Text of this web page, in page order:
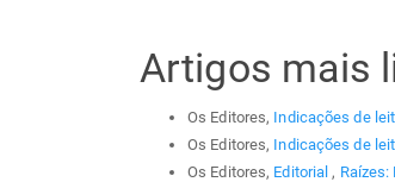
Artigos mais
Os Editores, Indicações de
Os Editores, Indicações de
Os Editores, Editorial, Raízes: